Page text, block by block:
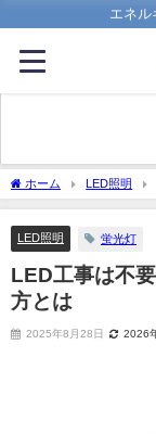
エネ
ホーム LED照明
LED照明 蛍光灯
LED工事は不
方とは
2025年8月28日 2026